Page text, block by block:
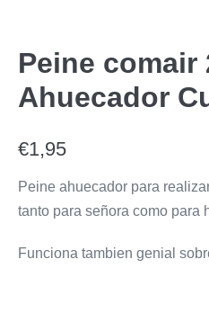
Peine comair
Ahuecador
€1,95
Peine ahuecador para
tanto para señora como para
Funciona tambien genial